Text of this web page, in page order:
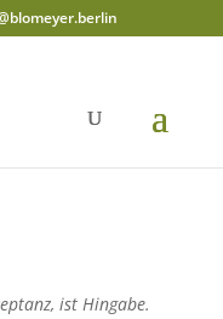
ist Hingabe.